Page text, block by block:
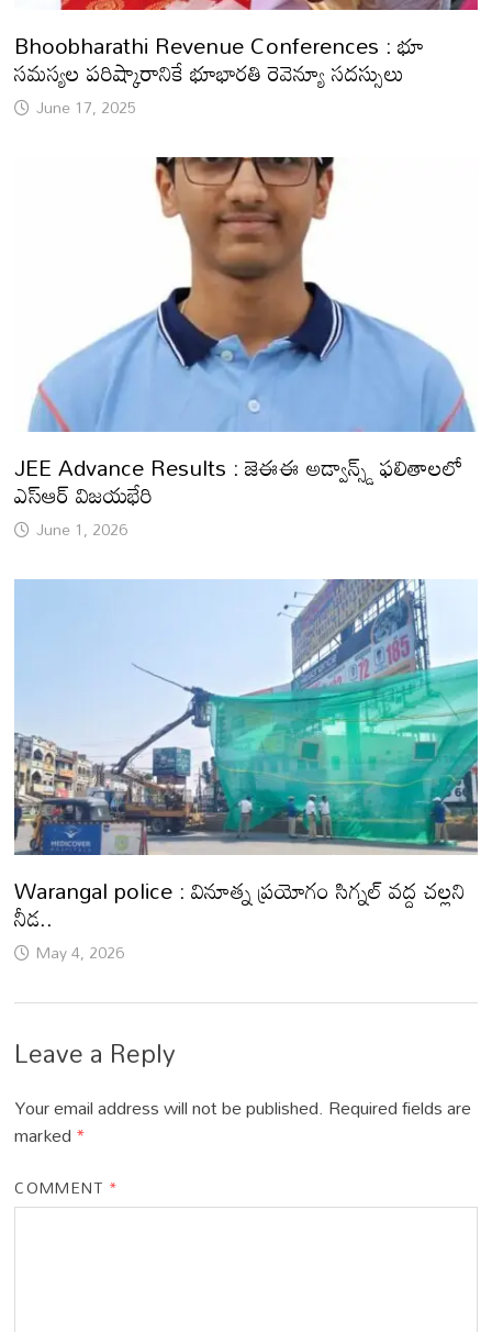
Bhoobharathi Revenue Conferences : భూ
సమస్యల పరిష్కారానికే భూభారతి రెవెన్యూ సదస్సులు
June 17, 2025
JEE Advance Results : జెఈఈ అడ్వాన్స్డ్ ఫలితాలలో
ఎస్ఆర్ విజయభేరి
June 1, 2026
Warangal police : వినూత్న ప్రయోగం సిగ్నల్ వద్ద చల్లని
నీడ..
May 4, 2026
Leave a Reply
Your email address will not be published. Required fields are
marked*
COMMENT *